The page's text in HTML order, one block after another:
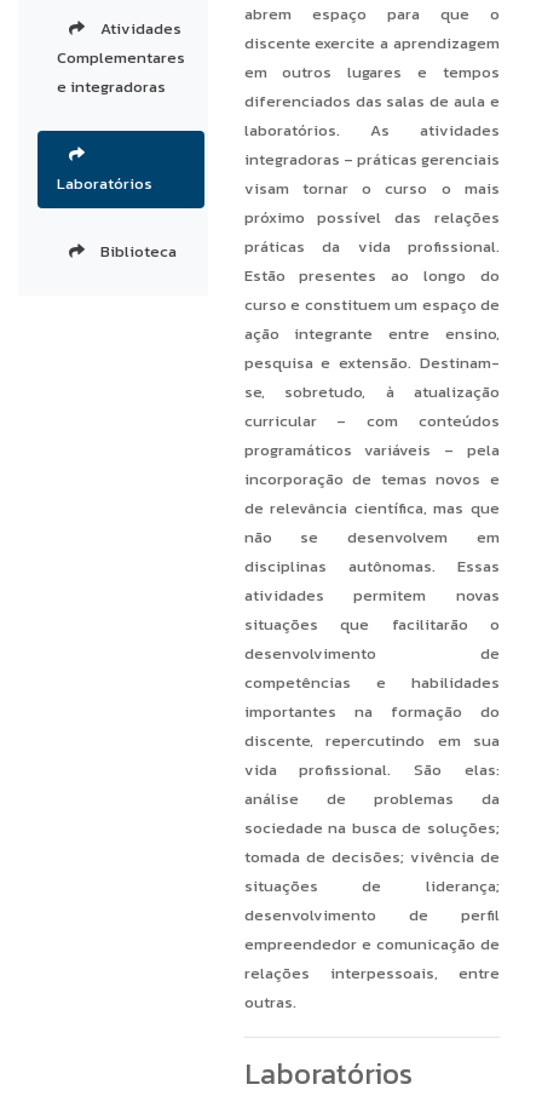
Atividades
Complementares
e integradoras
Laboratórios
Biblioteca
abrem espaço para que o
discente exercite a aprendizagem
em outros lugares e tempos
diferenciados das salas de aula e
laboratórios. As atividades
integradoras – práticas gerenciais
visam tornar o curso o mais
próximo possível das relações
práticas da vida profissional.
Estão presentes ao longo do
curso e constituem um espaço de
ação integrante entre ensino,
pesquisa e extensão. Destinam-
se, sobretudo, à atualização
curricular – com conteúdos
programáticos variáveis – pela
incorporação de temas novos e
de relevância científica, mas que
não se desenvolvem em
disciplinas autônomas. Essas
atividades permitem novas
situações que facilitarão o
desenvolvimento de
competências e habilidades
importantes na formação do
discente, repercutindo em sua
vida profissional. São elas:
análise de problemas da
sociedade na busca de soluções;
tomada de decisões; vivência de
situações de liderança;
desenvolvimento de perfil
empreendedor e comunicação de
relações interpessoais, entre
outras.
Laboratórios